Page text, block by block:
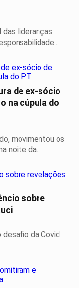
das lideranças
de ex-sócio
na cúpula do
movimentou os
noite da...
sobre
Fauci
da Covid